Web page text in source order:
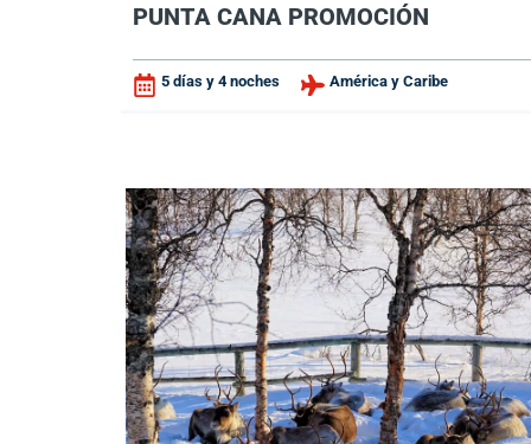
PUNTA CANA PROMOCIÓN
5 días y 4 noches América y Caribe